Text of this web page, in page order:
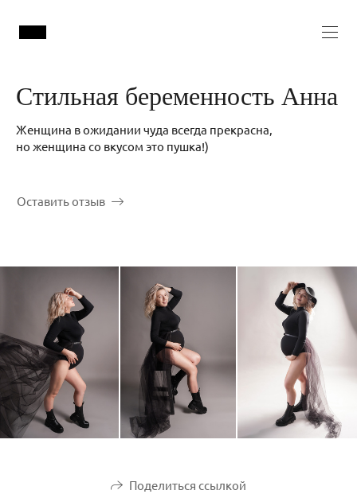
Стильная беременность Анна
Женщина в ожидании чуда всегда прекрасна,
но женщина со вкусом это пушка!)
Оставить отзыв
Поделиться ссылкой